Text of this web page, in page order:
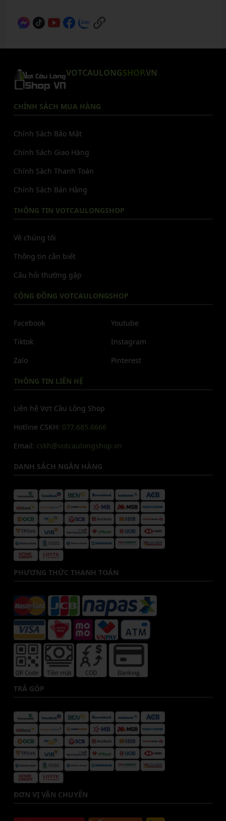
VOTCAULONGSHOP.VN
CHÍNH SÁCH MUA HÀNG
Chính Sách Bảo Mật
Chính Sách Giao Hàng
Chính Sách Thanh Toán
Chính Sách Bán Hàng
THÔNG TIN VOTCAULONGSHOP
Về chúng tôi
Thông tin cần biết
Câu hỏi thường gặp
CỘNG ĐỒNG VOTCAULONGSHOP
Facebook
Tiktok
Zalo
Youtube
Instagram
Pinterest
THÔNG TIN LIÊN HỆ
Liên hệ Vợt Cầu Lông Shop
Hotline CSKH: 077.685.6666
Email: cskh@votcaulongshop.vn
DANH SÁCH NGÂN HÀNG
PHƯƠNG THỨC THANH TOÁN
TRẢ GÓP
ĐƠN VỊ VẬN CHUYỂN